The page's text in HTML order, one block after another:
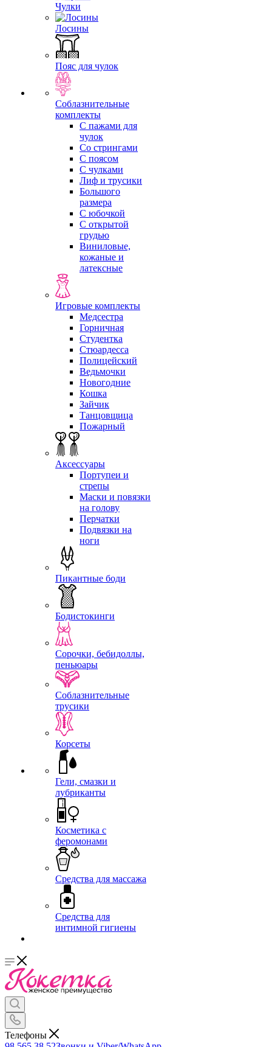
Чулки
Лосины
Пояс для чулок
Соблазнительные
комплекты
С пажами для
чулок
Со стрингами
С поясом
С чулками
Лиф и трусики
Большого
размера
С юбочкой
С открытой
грудью
Виниловые,
кожаные и
латексные
Игровые комплекты
Медсестра
Горничная
Студентка
Стюардесса
Полицейский
Ведьмочки
Новогодние
Кошка
Зайчик
Танцовщица
Пожарный
Аксессуары
Портупеи и
стрепы
Маски и повязки
на голову
Перчатки
Подвязки на
ноги
Пикантные боди
Бодистокинги
Сорочки, бебидоллы,
пеньюары
Соблазнительные
трусики
Корсеты
Гели, смазки и
лубриканты
Косметика с
феромонами
Средства для массажа
Средства для
интимной гигиены
Телефоны